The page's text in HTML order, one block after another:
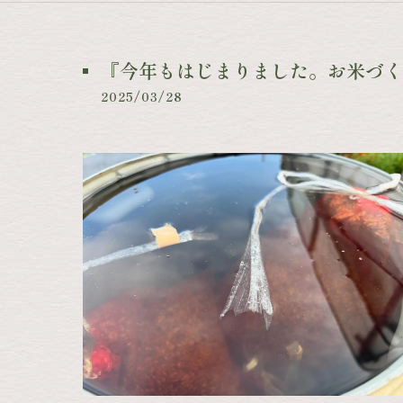
『今年もはじまりました。お米づ
2025/03/28